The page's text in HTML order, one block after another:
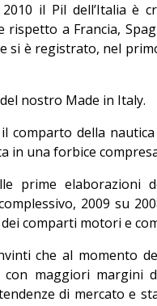
il Pil dell’Italia è
rispetto a Francia,
si è registrato, nel
nostro Made in Italy.
comparto della
in una forbice
prime elaborazioni
2009 su
comparti motori e
che al momento
maggiori margini
di mercato e